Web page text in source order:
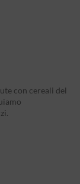
con cereali del